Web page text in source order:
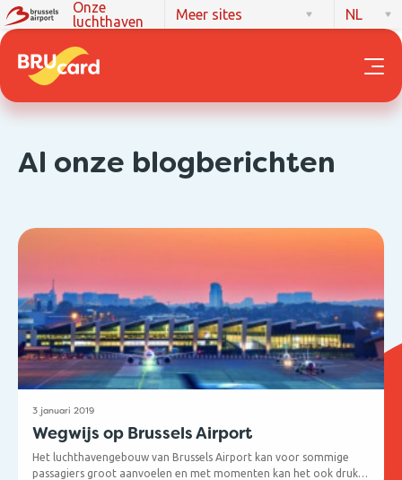
Onze
luchthaven
Meer sites NL
Al onze blogberichten
3 januari 2019
Wegwijs op Brussels Airport
Het luchthavengebouw van Brussels Airport kan voor sommige
passagiers groot aanvoelen en met momenten kan het ook druk